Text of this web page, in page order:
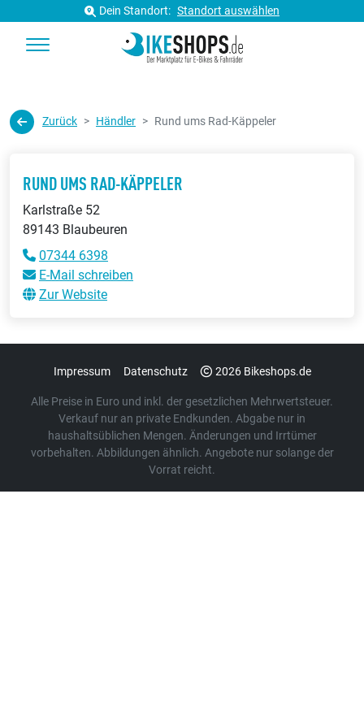
Dein Standort: Standort auswählen
Zurück Händler Rund ums Rad-Käppeler
RUND UMS RAD-KÄPPELER
Karlstraße 52
89143 Blaubeuren
07344 6398
E-Mail schreiben
Zur Website
Impressum Datenschutz 2026 Bikeshops.de
Alle Preise in Euro und inkl. der gesetzlichen Mehrwertsteuer.
Verkauf nur an private Endkunden. Abgabe nur in
haushaltsüblichen Mengen. Änderungen und Irrtümer
vorbehalten. Abbildungen ähnlich. Angebote nur solange der
Vorrat reicht.